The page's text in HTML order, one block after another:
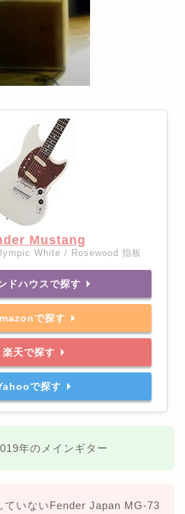
Mustang
White / Rosewood 指板
ドハウスで探す
で探す
楽天で探す
で探す
年のメインギター
ていないFender Japan MG-73